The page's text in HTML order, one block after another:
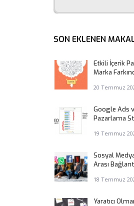
SON EKLENEN
Etkili İçerik
Marka
20 Temmuz
Google Ads
Pazarlama
19 Temmuz
Sosyal
Arası
18 Temmuz
Yaratıcı